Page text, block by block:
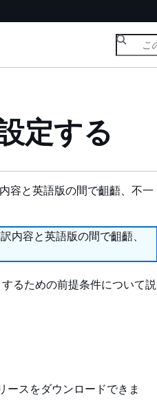
定する
容と英語版の間で齟齬、不一
内容と英語版の間で齟齬、
るための前提条件について説
ースをダウンロードできま